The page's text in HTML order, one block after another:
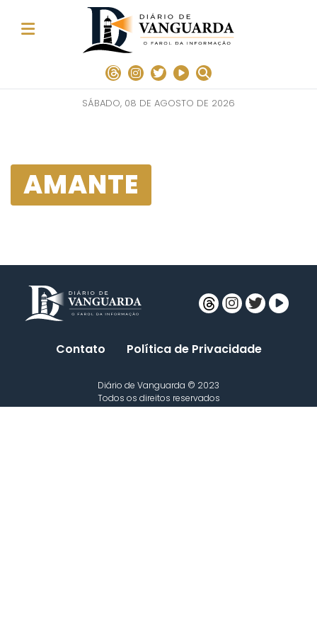
SÁBADO, 08 DE AGOSTO DE 2026
AMANTE
Contato Política de Privacidade
Diário de Vanguarda © 2023
Todos os direitos reservados